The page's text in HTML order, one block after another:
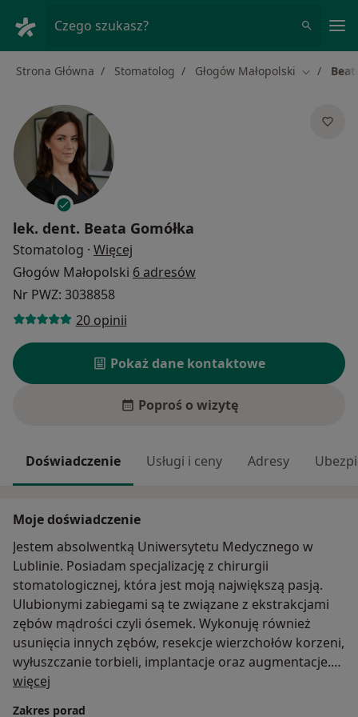
Czego szukasz?
Strona Główna Stomatolog Głogów Małopolski Zmień
lek. dent. Beata Gomółka
Stomatolog · Więcej
Głogów Małopolski 6 adresów
Nr PWZ: 3038858
20 opinii
Pokaż dane kontaktowe
Poproś o wizytę
Doświadczenie Usługi i ceny Adresy
Moje doświadczenie
Jestem absolwentką Uniwersytetu Medycznego w
Lublinie. Posiadam specjalizację z chirurgii
stomatologicznej, która jest moją największą pasją.
Ulubionymi zabiegami są te związane z ekstrakcjami
zębów mądrości czyli ósemek. Wykonuję również
usunięcia innych zębów, resekcje wierzchołów korzeni,
wyłuszczanie torbieli, implantacje oraz augmentacje.
Zabiegi przeprowadzam w znieczuleniu miejscowym
więcej
Zakres porad